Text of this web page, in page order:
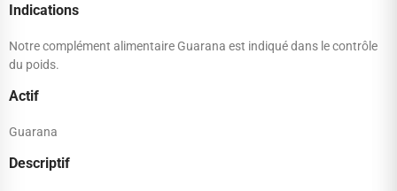
Indications
Notre complément alimentaire Guarana est indiqué dans le contrôle
du poids.
Actif
Guarana
Descriptif